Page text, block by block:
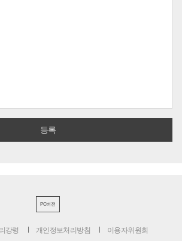
PC버전
강령 개인정보처리방침 이용자위원회